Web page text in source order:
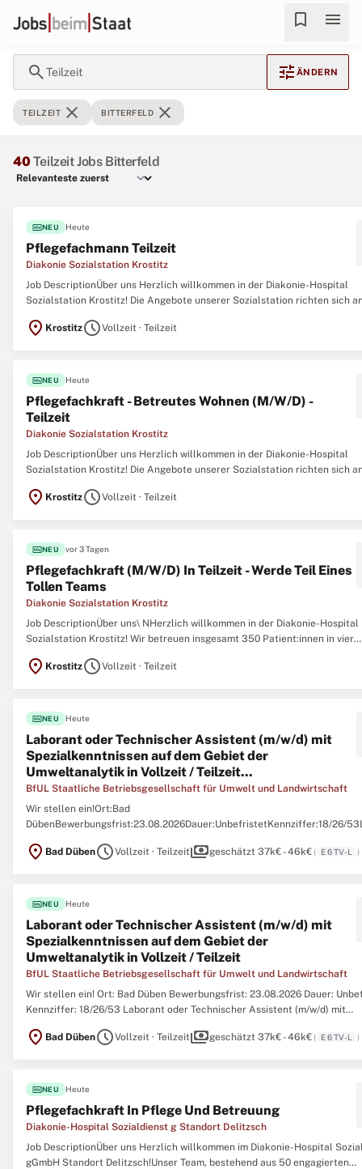
bookmark menu
searchTeilzeit tune ÄNDERN
TEILZEIT close BITTERFELD close
40Teilzeit Jobs Bitterfeld
fiber_newNEU Heute
Pflegefachmann Teilzeit
Diakonie Sozialstation Krostitz
Job DescriptionÜber uns Herzlich willkommen in der Diakonie-Hospital
Sozialstation Krostitz! Die Angebote unserer Sozialstation richten sich
pflegende Angehörige. Würdevolle, klient:innenorientierte Einstellung
location_on KrostitzscheduleVollzeit · Teilzeit
fiber_newNEU Heute
Pflegefachkraft - Betreutes Wohnen (M/W/D) -
Teilzeit
Diakonie Sozialstation Krostitz
Job DescriptionÜber uns Herzlich willkommen in der Diakonie-Hospital
Sozialstation Krostitz! Die Angebote unserer Sozialstation richten sich
pflegende Angehörige. Würdevolle, klient:innenorientierte Einstellung
location_on KrostitzscheduleVollzeit · Teilzeit
fiber_newNEU vor 3 Tagen
Pflegefachkraft (M/W/D) In Teilzeit - Werde Teil Eines
Tollen Teams
Diakonie Sozialstation Krostitz
Job DescriptionÜber uns\ NHerzlich willkommen in der Diakonie-Hospital
Sozialstation Krostitz! Wir betreuen insgesamt 350 Patient:innen in vier
fahren täglich mehrere Bezugstouren. Die Touren werden je nach Bedarf
location_on KrostitzscheduleVollzeit · Teilzeit
fiber_newNEU Heute
Laborant oder Technischer Assistent (m/w/d) mit
Spezialkenntnissen auf dem Gebiet der
Umweltanalytik in Vollzeit / Teilzeit...
BfUL Staatliche Betriebsgesellschaft für Umwelt und Landwirtschaft
Wir stellen ein!Ort:Bad
DübenBewerbungsfrist:23.08.2026Dauer:UnbefristetKennziffer:18/26/
UmweltanalytikStaatliche Betriebsgesellschaft für Umwelt und
location_on Bad DübenscheduleVollzeit · Teilzeitpaymentsgeschätzt 37k€ - 46k€( E 6 TV-L )
fiber_newNEU Heute
Laborant oder Technischer Assistent (m/w/d) mit
Spezialkenntnissen auf dem Gebiet der
Umweltanalytik in Vollzeit / Teilzeit
BfUL Staatliche Betriebsgesellschaft für Umwelt und Landwirtschaft
Wir stellen ein! Ort: Bad Düben Bewerbungsfrist: 23.08.2026 Dauer:
Kennziffer: 18/26/53 Laborant oder Technischer Assistent (m/w/d) mit
Betriebsgesellschaft für Umwelt und Landwirtschaft Über uns Die
location_on Bad DübenscheduleVollzeit · Teilzeitpaymentsgeschätzt 37k€ - 46k€( E 6 TV-L )
fiber_newNEU Heute
Pflegefachkraft In Pflege Und Betreuung
Diakonie-Hospital Sozialdienst g Standort Delitzsch
Job DescriptionÜber uns Herzlich willkommen im Diakonie-Hospital
gGmbH Standort Delitzsch!Unser Team, bestehend aus 50 engagierten